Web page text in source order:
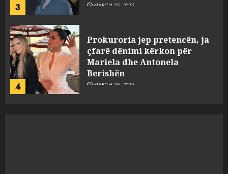
4 MARCH 25, 2025
5
“Ai që drejtonte makinën më
ngjau me Talo Çelën”,
dëshmia e Nuredin Dumanit
flet për PERSONAT që e
plagosën!